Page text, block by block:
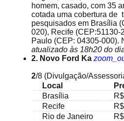
homem, casado, com 35
cotada uma cobertura de
pesquisados em Brasília
020), Recife
Paulo (CEP: 04305-000).
atualizado às 18h20 do
2. Novo Ford Ka
2/8 (Divulgação/
Local
Brasília
Recife
Rio de Janeiro